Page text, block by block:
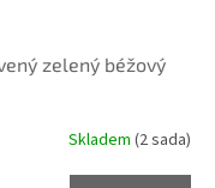
zelený béžový
Skladem (2 sada)